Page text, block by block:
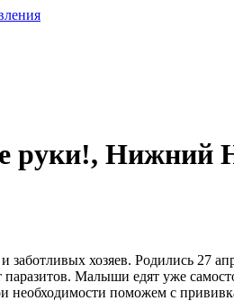
руки!, Нижний
хозяев. Родились 27
Малыши едят уже
необходимости поможем с